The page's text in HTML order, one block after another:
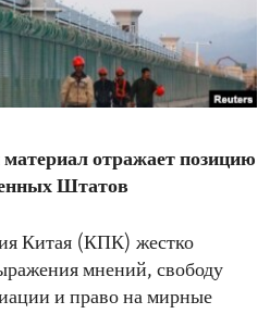
отражает позицию
Штатов
Китая (КПК) жестко
мнений, свободу
и право на мирные